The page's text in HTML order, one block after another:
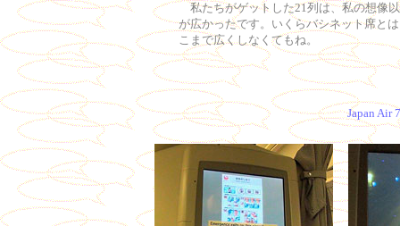
私たちがゲットした21列は、私の想像
が広かったです。いくらバシネット席と
こまで広くしなくてもね。
Japan Air